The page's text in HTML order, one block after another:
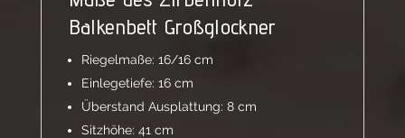
Balkenbett Großglockner
Riegelmaße: 16/16 cm
Einlegetiefe: 16 cm
Überstand Ausplattung: 8 cm
Sitzhöhe: 41 cm